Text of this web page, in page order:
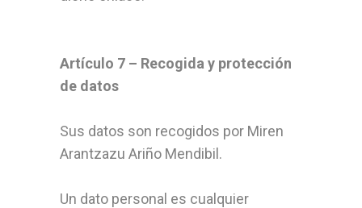
Artículo 7 – Recogida y protección
de datos
Sus datos son recogidos por Miren
Arantzazu Ariño Mendibil.
Un dato personal es cualquier